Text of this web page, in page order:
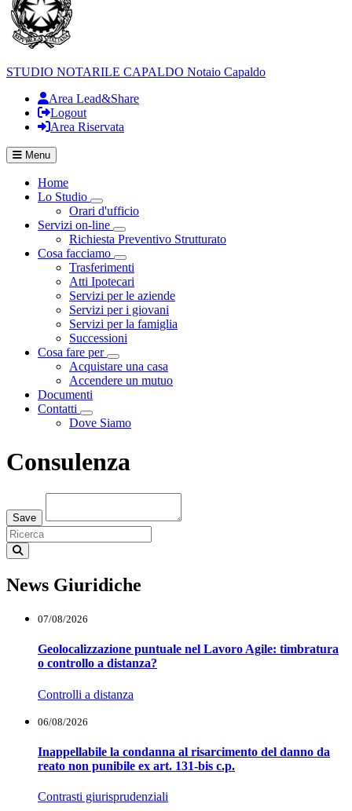
STUDIO NOTARILE CAPALDO Notaio Capaldo
Area Lead&Share
Logout
Area Riservata
Menu
Home
Lo Studio
Visualizza menù di secondo livello
Orari d'ufficio
Servizi on-line
Visualizza menù di secondo livello
Richiesta Preventivo Strutturato
Cosa facciamo
Visualizza menù di secondo livello
Trasferimenti
Atti Ipotecari
Servizi per le aziende
Servizi per i giovani
Servizi per la famiglia
Successioni
Cosa fare per
Visualizza menù di secondo livello
Acquistare una casa
Accendere un mutuo
Documenti
Contatti
Visualizza menù di secondo livello
Dove Siamo
Consulenza
Save
News Giuridiche
07/08/2026
Geolocalizzazione puntuale nel Lavoro Agile: timbratura
o controllo a distanza?
Controlli a distanza
06/08/2026
Inappellabile la condanna al risarcimento del danno da
reato non punibile ex art. 131-bis c.p.
Contrasti giurisprudenziali